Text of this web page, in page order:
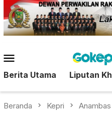
Loncat
ke
konten
Mobile
Berita Utama Liputan
Beranda Kepri Anambas